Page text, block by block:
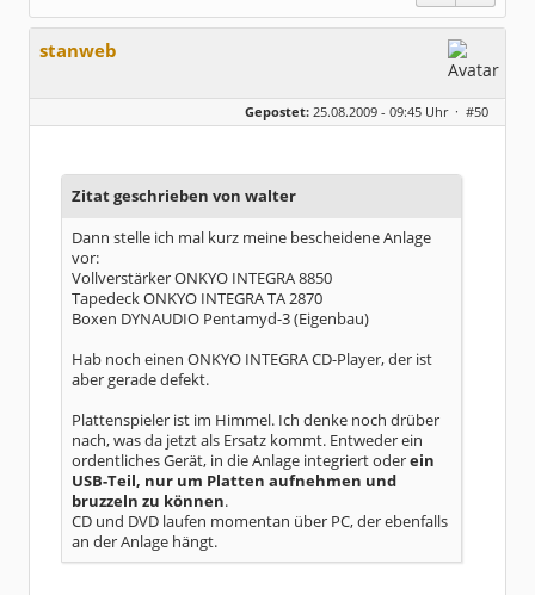
stanweb
Gepostet: 25.08.2009 - 09:45 Uhr · #50
Zitat geschrieben von walter
Dann stelle ich mal kurz meine bescheidene Anlage
vor:
Vollverstärker ONKYO INTEGRA 8850
Tapedeck ONKYO INTEGRA TA 2870
Boxen DYNAUDIO Pentamyd-3 (Eigenbau)
Hab noch einen ONKYO INTEGRA CD-Player, der ist
aber gerade defekt.
Plattenspieler ist im Himmel. Ich denke noch drüber
nach, was da jetzt als Ersatz kommt. Entweder ein
ordentliches Gerät, in die Anlage integriert oderein
USB-Teil, nur um Platten aufnehmen und
bruzzeln zu können.
CD und DVD laufen momentan über PC, der ebenfalls
an der Anlage hängt.